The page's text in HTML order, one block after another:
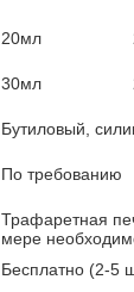
20мл
30мл
Бутиловый,
По требованию
Трафаретная
мере
Бесплатно (2-5